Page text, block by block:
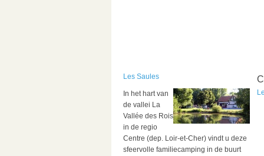
Les Saules
In het hart van
de vallei La
Vallée des Rois
in de regio
Centre (dep. Loir-et-Cher) vindt u deze
sfeervolle familiecamping in de buurt